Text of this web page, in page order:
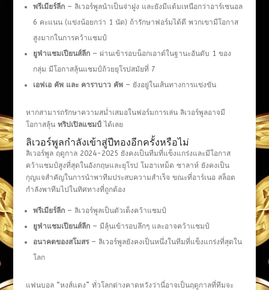
พรีเมียร์ลีก– ลิเวอร์พูลนำเป็นจ่าฝูง และยังมีแต้มเหนือกว่าอาร์เซนอล
6 คะแนน (แข่งน้อยกว่า 1 นัด) ถ้ารักษาฟอร์มได้ดี พวกเขามีโอกาส
สูงมากในการคว้าแชมป์
ยูฟ่าแชมเปียนส์ลีก– ผ่านเข้ารอบน็อกเอาต์ในฐานะอันดับ 1 ของ
กลุ่ม มีโอกาสลุ้นแชมป์ถ้วยยุโรปสมัยที่ 7
เอฟเอ คัพ และ คาราบาว คัพ– ยังอยู่ในเส้นทางการแข่งขัน
หากสามารถรักษาความสม่ำเสมอในฟอร์มการเล่น ลิเวอร์พูลอาจมี
โอกาสลุ้น ทริปเปิลแชมป์ ได้เลย
ลิเวอร์พูลกำลังเข้าสู่ปีทองอีกครั้งหรือไม่
ลิเวอร์พูล ฤดูกาล 2024-2025 ยังคงเป็นทีมที่แข็งแกร่งและมีโอกาส
คว้าแชมป์สูงที่สุดในอังกฤษและยุโรป โมฮาเหม็ด ซาลาห์ ยังคงเป็น
กุญแจสำคัญในการนำพาทีมประสบความสำเร็จ ขณะที่อาร์เนอ สล็อต
กำลังพาทีมไปในทิศทางที่ถูกต้อง
พรีเมียร์ลีก– ลิเวอร์พูลเป็นตัวเต็งคว้าแชมป์
ยูฟ่าแชมเปียนส์ลีก– มีลุ้นเข้ารอบลึกๆ และอาจคว้าแชมป์
อนาคตของสโมสร– ลิเวอร์พูลยังคงเป็นหนึ่งในทีมที่แข็งแกร่งที่สุดใน
โลก
แฟนบอล “หงส์แดง” ทั่วโลกต่างคาดหวังว่านี่อาจเป็นฤดูกาลที่ทีมจะ